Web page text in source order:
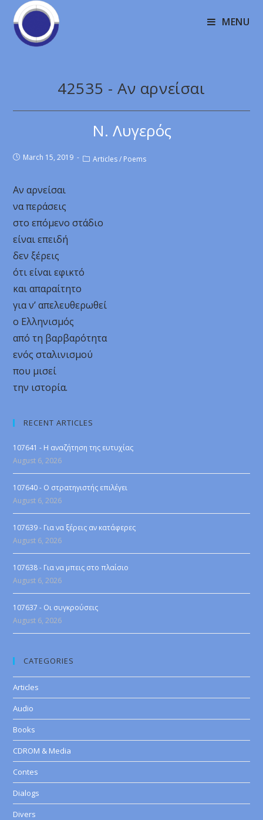
MENU
42535 - Αν αρνείσαι
Ν. Λυγερός
March 15, 2019 Articles / Poems
Αν αρνείσαι
να περάσεις
στο επόμενο στάδιο
είναι επειδή
δεν ξέρεις
ότι είναι εφικτό
και απαραίτητο
για ν’ απελευθερωθεί
ο Ελληνισμός
από τη βαρβαρότητα
ενός σταλινισμού
που μισεί
την ιστορία.
RECENT ARTICLES
107641 - Η αναζήτηση της ευτυχίας
August 6, 2026
107640 - Ο στρατηγιστής επιλέγει
August 6, 2026
107639 - Για να ξέρεις αν κατάφερες
August 6, 2026
107638 - Για να μπεις στο πλαίσιο
August 6, 2026
107637 - Οι συγκρούσεις
August 6, 2026
CATEGORIES
Articles
Audio
Books
CDROM & Media
Contes
Dialogs
Divers